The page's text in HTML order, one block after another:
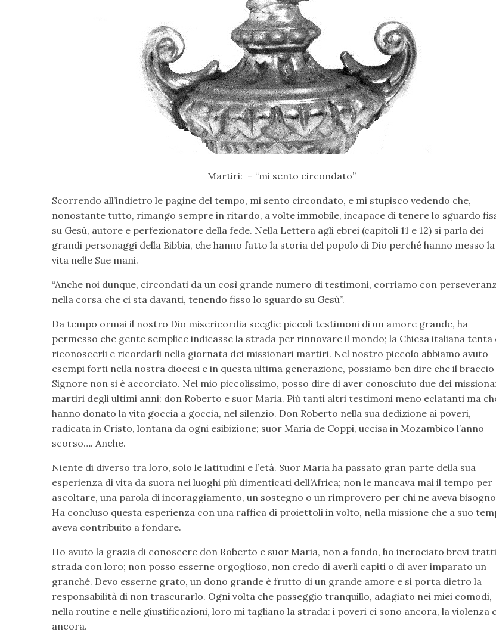
Martiri: – “mi sento circondato”
Scorrendo all’indietro le pagine del tempo, mi sento circondato, e mi stupisco vedendo che,
nonostante tutto, rimango sempre in ritardo, a volte immobile, incapace di tenere lo sguardo
su Gesù, autore e perfezionatore della fede. Nella Lettera agli ebrei (capitoli 11 e 12) si parla dei
grandi personaggi della Bibbia, che hanno fatto la storia del popolo di Dio perché hanno messo la
vita nelle Sue mani.
“Anche noi dunque, circondati da un così grande numero di testimoni, corriamo con
nella corsa che ci sta davanti, tenendo fisso lo sguardo su Gesù”.
Da tempo ormai il nostro Dio misericordia sceglie piccoli testimoni di un amore grande, ha
permesso che gente semplice indicasse la strada per rinnovare il mondo; la Chiesa italiana tenta
riconoscerli e ricordarli nella giornata dei missionari martiri. Nel nostro piccolo abbiamo avuto
esempi forti nella nostra diocesi e in questa ultima generazione, possiamo ben dire che il braccio
Signore non si è accorciato. Nel mio piccolissimo, posso dire di aver conosciuto due dei
martiri degli ultimi anni: don Roberto e suor Maria. Più tanti altri testimoni meno eclatanti ma
hanno donato la vita goccia a goccia, nel silenzio. Don Roberto nella sua dedizione ai poveri,
radicata in Cristo, lontana da ogni esibizione; suor Maria de Coppi, uccisa in Mozambico l’anno
scorso…. Anche.
Niente di diverso tra loro, solo le latitudini e l’età. Suor Maria ha passato gran parte della sua
esperienza di vita da suora nei luoghi più dimenticati dell’Africa; non le mancava mai il tempo per
ascoltare, una parola di incoraggiamento, un sostegno o un rimprovero per chi ne aveva
Ha concluso questa esperienza con una raffica di proiettoli in volto, nella missione che a suo
aveva contribuito a fondare.
Ho avuto la grazia di conoscere don Roberto e suor Maria, non a fondo, ho incrociato brevi
strada con loro; non posso esserne orgoglioso, non credo di averli capiti o di aver imparato un
granché. Devo esserne grato, un dono grande è frutto di un grande amore e si porta dietro la
responsabilità di non trascurarlo. Ogni volta che passeggio tranquillo, adagiato nei miei comodi,
nella routine e nelle giustificazioni, loro mi tagliano la strada: i poveri ci sono ancora, la violenza
ancora.